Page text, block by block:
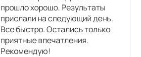
прошло хорошо. Результаты
прислали на следующий день.
Все быстро. Остались только
приятные впечатления.
Рекомендую!